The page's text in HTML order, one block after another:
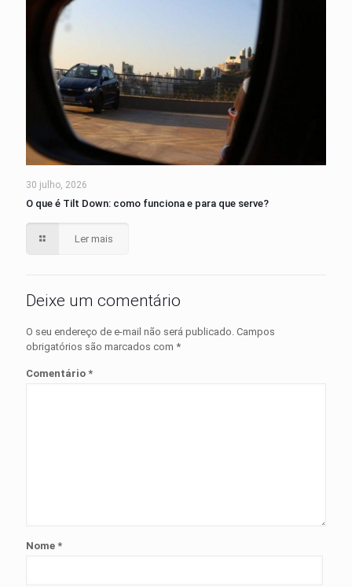
30 julho, 2026
O que é Tilt Down: como funciona e para que serve?
Ler mais
Deixe um comentário
O seu endereço de e-mail não será publicado. Campos
obrigatórios são marcados com *
Comentário *
Nome *